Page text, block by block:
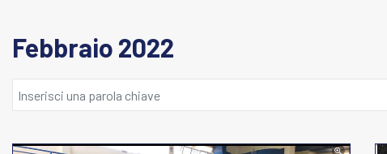
Febbraio 2022